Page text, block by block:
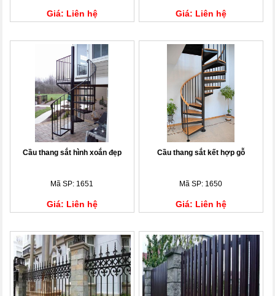
Giá: Liên hệ Giá: Liên hệ
Cầu thang sắt hình xoắn đẹp
Mã SP: 1651
Giá: Liên hệ
Cầu thang sắt kết hợp gỗ
Mã SP: 1650
Giá: Liên hệ